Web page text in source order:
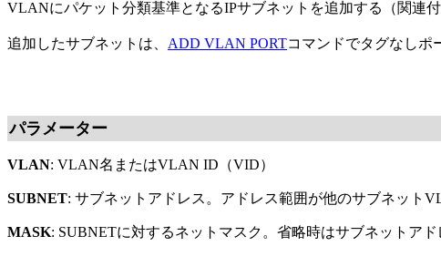
VLANにパケット分類基準となるIPサブネットを追加する（関連付
追加したサブネットは、 ADD VLAN PORTコマンドでタグなしポ
パラメーター
VLAN: VLAN名またはVLAN ID（VID）
SUBNET: サブネットアドレス。アドレス範囲が他のサブネット
MASK: SUBNETに対するネットマスク。省略時はサブネットア